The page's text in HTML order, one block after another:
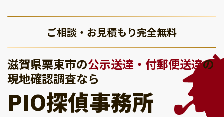
ご相談・お見積もり完全無料
滋賀県栗東市の公示送達・付郵便送達の
現地確認調査なら
PIO探偵事務所